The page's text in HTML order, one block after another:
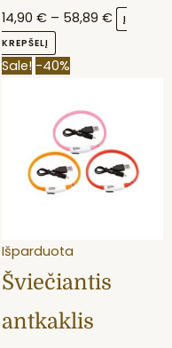
14,90 € – 58,89 €
Į
KREPŠELĮ
Sale! -40%
Išparduota
Šviečiantis
antkaklis
Original
was:
12,50 €.
is:
7,50 €.